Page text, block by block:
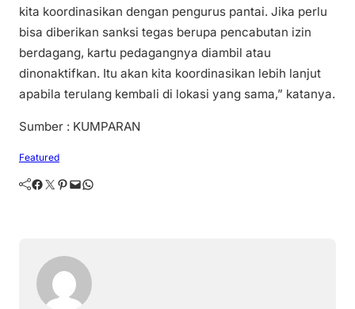
kita koordinasikan dengan pengurus pantai. Jika perlu
bisa diberikan sanksi tegas berupa pencabutan izin
berdagang, kartu pedagangnya diambil atau
dinonaktifkan. Itu akan kita koordinasikan lebih lanjut
apabila terulang kembali di lokasi yang sama,” katanya.
Sumber : KUMPARAN
Featured
Facebook Twitter Pinterest Mail WhatsApp